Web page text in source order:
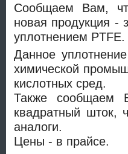
Сообщаем Вам,
новая продукция
уплотнением PTFE.
Данное
химической
кислотных сред.
Также сообщаем
квадратный шток,
аналоги.
Цены - в прайсе.